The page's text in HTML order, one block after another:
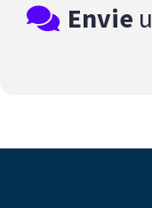
Envie